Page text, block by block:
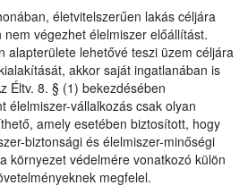
életvitelszerűen lakás céljára
végezhet élelmiszer előállítást.
alapterülete lehetővé teszi üzem céljára
akkor saját ingatlanában is
Éltv. 8. § (1) bekezdésében
élelmiszer-vállalkozás csak olyan
amely esetében biztosított, hogy
biztonsági és élelmiszer-minőségi
környezet védelmére vonatkozó külön
megfelel.